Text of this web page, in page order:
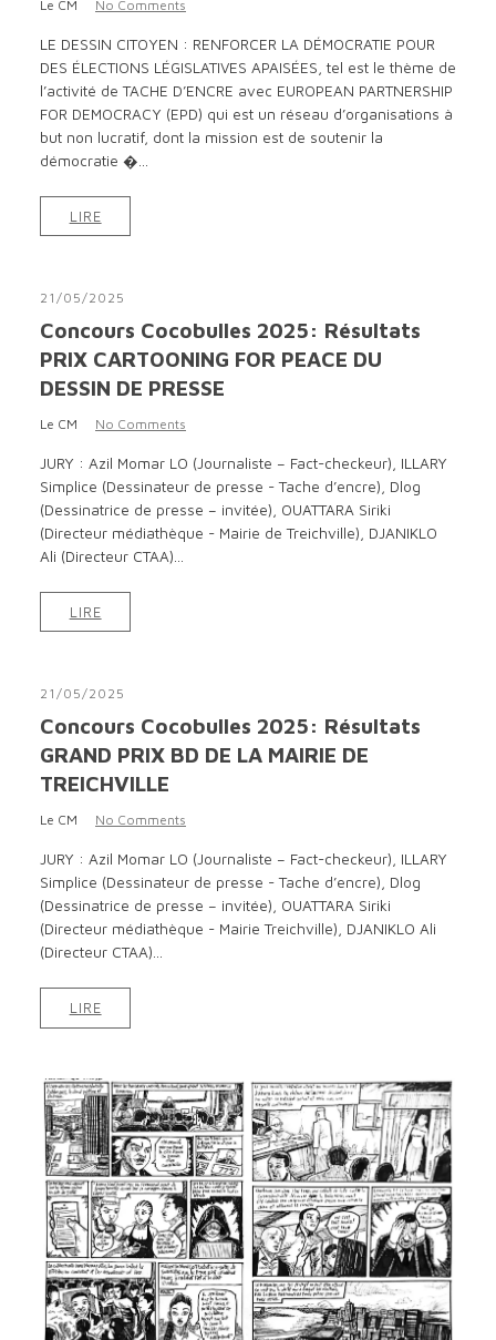
Le CM No Comments
LE DESSIN CITOYEN : RENFORCER LA DÉMOCRATIE POUR
DES ÉLECTIONS LÉGISLATIVES APAISÉES, tel est le thème de
l’activité de TACHE D’ENCRE avec EUROPEAN PARTNERSHIP
FOR DEMOCRACY (EPD) qui est un réseau d’organisations à
but non lucratif, dont la mission est de soutenir la
démocratie �...
LIRE
21/05/2025
Concours Cocobulles 2025: Résultats
PRIX CARTOONING FOR PEACE DU
DESSIN DE PRESSE
Le CM No Comments
JURY : Azil Momar LO (Journaliste – Fact-checkeur), ILLARY
Simplice (Dessinateur de presse - Tache d’encre), Dlog
(Dessinatrice de presse – invitée), OUATTARA Siriki
(Directeur médiathèque - Mairie de Treichville), DJANIKLO
Ali (Directeur CTAA)...
LIRE
21/05/2025
Concours Cocobulles 2025: Résultats
GRAND PRIX BD DE LA MAIRIE DE
TREICHVILLE
Le CM No Comments
JURY : Azil Momar LO (Journaliste – Fact-checkeur), ILLARY
Simplice (Dessinateur de presse - Tache d’encre), Dlog
(Dessinatrice de presse – invitée), OUATTARA Siriki
(Directeur médiathèque - Mairie Treichville), DJANIKLO Ali
(Directeur CTAA)...
LIRE